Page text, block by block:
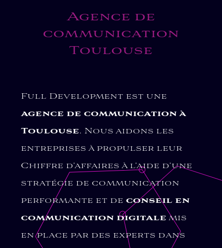
Agence de
communication
Toulouse
Full Development est une
agence de communication à
Toulouse. Nous aidons les
entreprises à propulser leur
Chiffre d’affaires à l’aide d’une
stratégie de communication
performante et de conseil en
communication digitale mis
en place par des experts dans